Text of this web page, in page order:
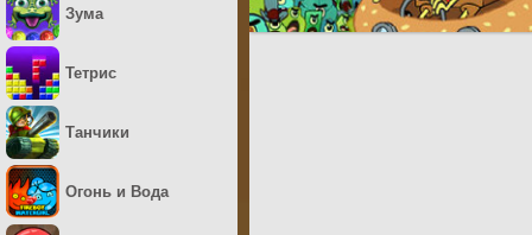
Зума
Тетрис
Танчики
Огонь и Вода